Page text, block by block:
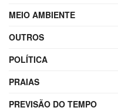
MEIO AMBIENTE
OUTROS
POLÍTICA
PRAIAS
PREVISÃO DO TEMPO